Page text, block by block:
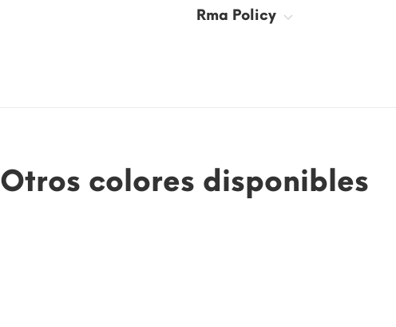
Rma Policy
Otros colores disponibles